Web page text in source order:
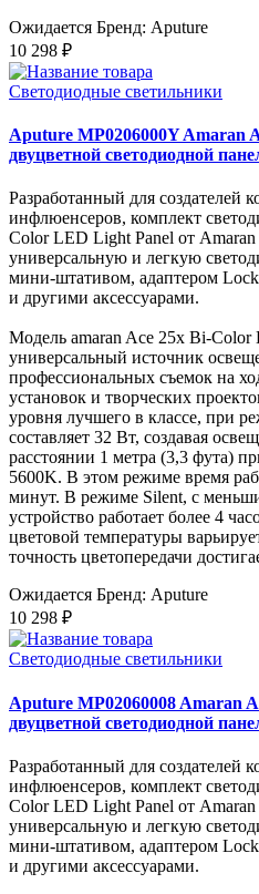
Ожидается Бренд: Aputure
10 298 ₽
Светодиодные светильники
Aputure MP0206000Y Amaran
двуцветной светодиодной
Разработанный для создателей
инфлюенсеров, комплект
Color LED Light Panel от Amaran
универсальную и легкую
мини-штативом, адаптером
и другими аксессуарами.
Модель amaran Ace 25x Bi-
универсальный источник
профессиональных съемок на
установок и творческих
уровня лучшего в классе, при
составляет 32 Вт, создавая
расстоянии 1 метра (3,3 фута)
5600K. В этом режиме время
минут. В режиме Silent, с
устройство работает более 4
цветовой температуры
точность цветопередачи
Ожидается Бренд: Aputure
10 298 ₽
Светодиодные светильники
Aputure MP02060008 Amaran
двуцветной светодиодной
Разработанный для создателей
инфлюенсеров, комплект
Color LED Light Panel от Amaran
универсальную и легкую
мини-штативом, адаптером
и другими аксессуарами.